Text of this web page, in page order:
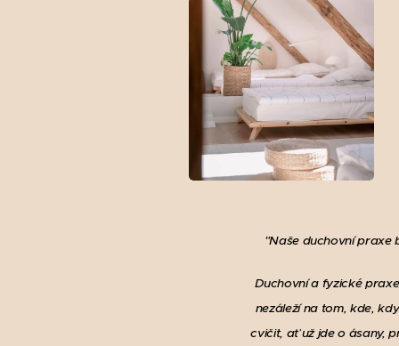
"Naše duchovní praxe
Duchovní a fyzické
nezáleží na tom, kde,
cvičit, ať už jde o ásany,